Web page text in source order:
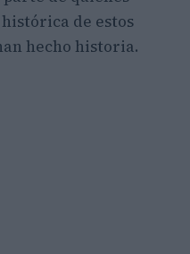
de estos
hecho historia.